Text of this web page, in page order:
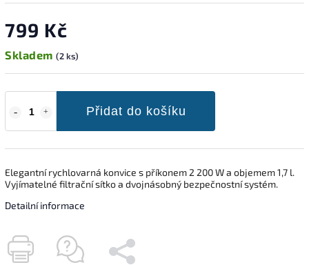
799 Kč
Skladem (2 ks)
Přidat do košíku
Elegantní rychlovarná konvice s příkonem 2 200 W a objemem 1,7 l.
Vyjímatelné filtrační sítko a dvojnásobný bezpečnostní systém.
Detailní informace